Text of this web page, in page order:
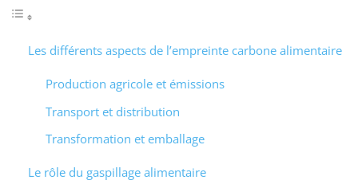
Les différents aspects de l’empreinte carbone alimentaire
Production agricole et émissions
Transport et distribution
Transformation et emballage
Le rôle du gaspillage alimentaire